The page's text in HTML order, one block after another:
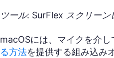
ツール: SurFlex スクリーン
macOSには、マイクを介
る方法を提供する組み込み